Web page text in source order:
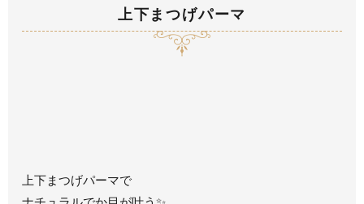
上下まつげパーマ
上下まつげパーマで